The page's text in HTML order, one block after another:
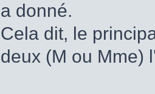
a donné.
Cela dit, le
deux (M ou Mme)